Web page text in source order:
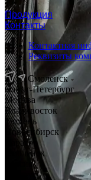
Продукция
Контакты
Контактная
Реквизиты
Смоленск
Санкт-Петербург
Москва
Владивосток
Тюмень
Новосибирск
Саратов
Смоленск
Россия
Беларусь